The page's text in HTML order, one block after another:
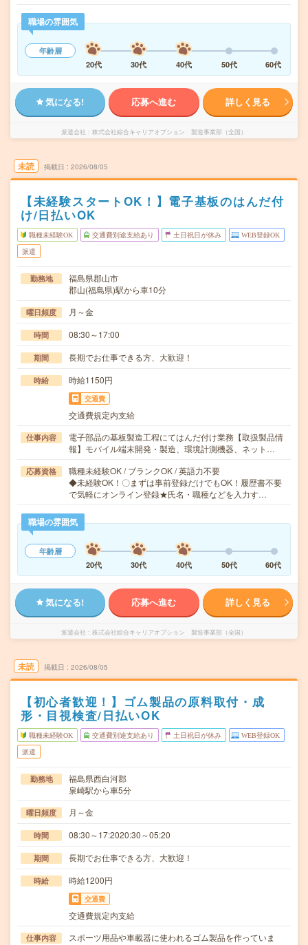
職場の雰囲気
年齢層
20代
30代 40代 50代 60代
気になる! 応募へ進む 詳しく見る
派遣会社 株式会社綜合キャリアオプション 製造事業部（全国）
未読 掲載日 2026/08/05
【未経験スタートOK！】電子基板のはんだ付
け/日払いOK
職種未経験OK 交通費別途支給あり 土日祝日が休み WEB登録OK
派遣
勤務地
福島県郡山市
郡山(福島県)駅から車10分
曜日頻度 月～金
時間 08:30～17:00
期間 長期でお仕事できる方、大歓迎！
時給 時給1150円
交通費
交通費規定内支給
仕事内容
電子部品の基板製造工程にてはんだ付け業務【取扱製品情
報】モバイル端末開発・製造、環境計測機器、ネット…
応募資格
職種未経験OK / ブランクOK / 英語力不要
◆未経験OK！〇まずは事前登録だけでもOK！履歴書不要
で気軽にオンライン登録★氏名・職種などを入力す…
職場の雰囲気
年齢層
20代
30代 40代 50代 60代
気になる! 応募へ進む 詳しく見る
派遣会社 株式会社綜合キャリアオプション 製造事業部（全国）
未読 掲載日 2026/08/05
【初心者歓迎！】ゴム製品の原料取付・成
形・目視検査/日払いOK
職種未経験OK 交通費別途支給あり 土日祝日が休み WEB登録OK
派遣
勤務地
福島県西白河郡
泉崎駅から車5分
曜日頻度 月～金
時間 08:30～17:2020:30～05:20
期間 長期でお仕事できる方、大歓迎！
時給 時給1200円
交通費
交通費規定内支給
仕事内容
スポーツ用品や車載器に使われるゴム製品を作っていま